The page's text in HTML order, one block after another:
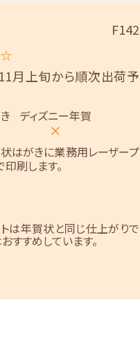
F142
月上旬から順次出荷予
ディズニー年賀
×
はがきに業務用レーザープ
印刷します。
は年賀状と同じ仕上がりで
すすめしています。